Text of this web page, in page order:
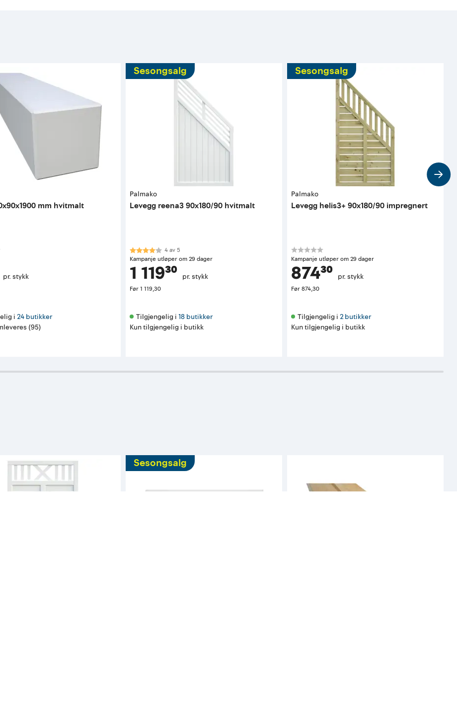
mm hvitmalt
pr. stykk
i 24 butikker
(95)
Sesongsalg
Palmako
Levegg reena3 90x180/90 hvitmalt
Karakter:4.0 av 5 mulige
4av5
Kampanje utløper om 29 dager
1 119³⁰ pr. stykk
Før1 119,30
Tilgjengelig i 18 butikker
Kun tilgjengelig i butikk
Sesongsalg
Palmako
Levegg helis3+ 90x180/90 impregnert
Kampanje utløper om 29 dager
874³⁰ pr. stykk
Før874,30
Tilgjengelig i 2 butikker
Kun tilgjengelig i butikk
Sesongsalg